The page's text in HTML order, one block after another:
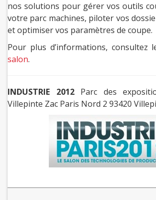
nos solutions pour gérer vos outils
votre parc machines, piloter vos
et optimiser vos paramètres de coupe.
Pour plus d’informations, consultez
salon.
INDUSTRIE 2012Parc des
Villepinte Zac Paris Nord 2 93420